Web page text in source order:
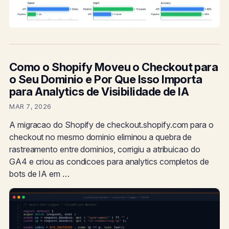
Como o Shopify Moveu o Checkout para
o Seu Dominio e Por Que Isso Importa
para Analytics de Visibilidade de IA
MAR 7, 2026
A migracao do Shopify de checkout.shopify.com para o
checkout no mesmo dominio eliminou a quebra de
rastreamento entre dominios, corrigiu a atribuicao do
GA4 e criou as condicoes para analytics completos de
bots de IA em …